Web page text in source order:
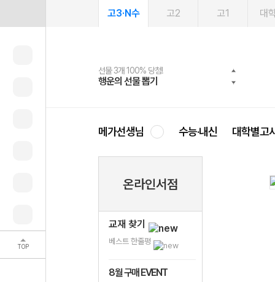
TOP
고3·N수 고2 고1 대
선물 3개 100% 당첨!
행운의 선물 뽑기
선물 100% 증정!
메가스터디 X 올리브
여름방학 스터디 캐시백
메가런 썸머스쿨
2027 러셀 단과
강사 공개선발
스마트러닝앱
설문 EVENT
메가패스
3일 무료 체험권
메가패스 수강생 무료혜택!
메가클럽 멤버십
사회공헌 캠페인
희망이룸 메가나눔
메가선생님 수능·내신 대학별고
온라인서점
교재 찾기
베스트 한줄평
8월 구매 EVENT